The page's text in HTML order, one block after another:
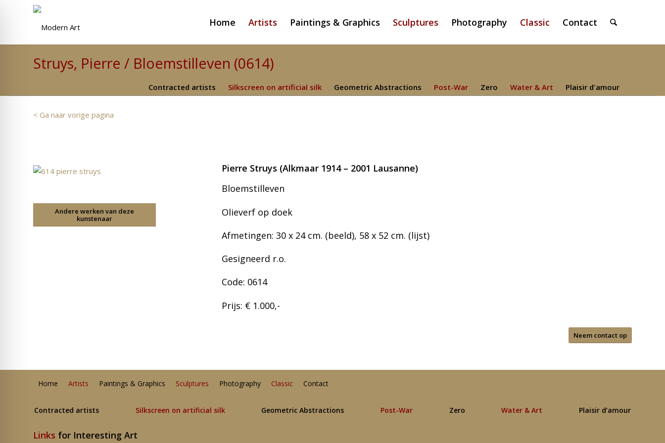
Home Artists Paintings & Graphics Sculptures Photography Classic Contact
Struys, Pierre / Bloemstilleven (0614)
Contracted artists Silkscreen on artificial silk Geometric Abstractions Post-War Zero Water & Art Plaisir d'amour
< Ga naar vorige pagina
Andere werken van deze
kunstenaar
Pierre Struys (Alkmaar 1914 – 2001 Lausanne)
Bloemstilleven
Olieverf op doek
Afmetingen: 30 x 24 cm. (beeld), 58 x 52 cm. (lijst)
Gesigneerd r.o.
Code: 0614
Prijs: € 1.000,-
Neem contact op
Home Artists Paintings & Graphics Sculptures Photography Classic Contact
Contracted artists Silkscreen on artificial silk Geometric Abstractions Post-War Zero Water & Art Plaisir d’amour
Links for Interesting Art